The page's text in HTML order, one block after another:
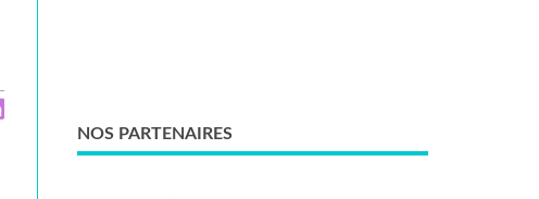
NOS PARTENAIRES